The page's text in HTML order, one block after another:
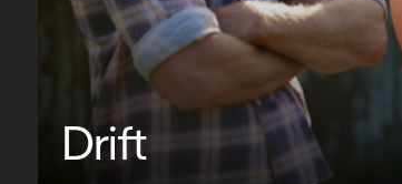
Drift